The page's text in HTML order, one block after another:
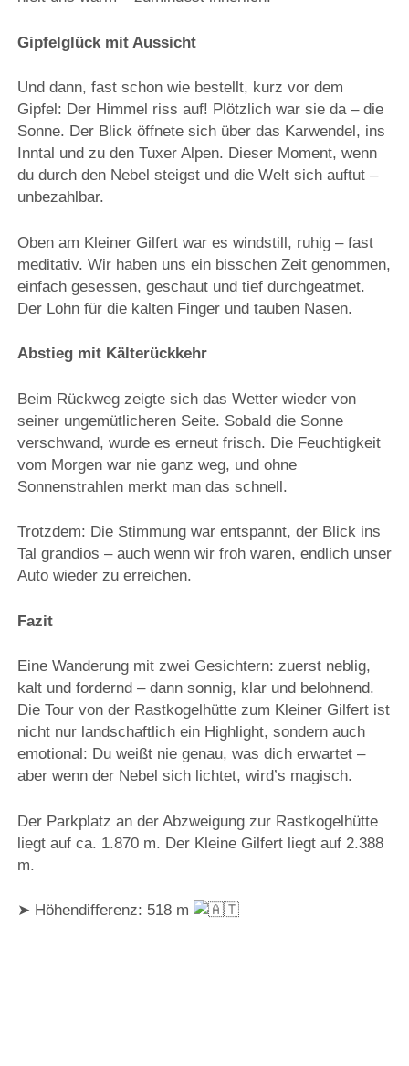
Gipfelglück mit Aussicht
Und dann, fast schon wie bestellt, kurz vor dem
Gipfel: Der Himmel riss auf! Plötzlich war sie da – die
Sonne. Der Blick öffnete sich über das Karwendel, ins
Inntal und zu den Tuxer Alpen. Dieser Moment, wenn
du durch den Nebel steigst und die Welt sich auftut –
unbezahlbar.
Oben am Kleiner Gilfert war es windstill, ruhig – fast
meditativ. Wir haben uns ein bisschen Zeit genommen,
einfach gesessen, geschaut und tief durchgeatmet.
Der Lohn für die kalten Finger und tauben Nasen.
Abstieg mit Kälterückkehr
Beim Rückweg zeigte sich das Wetter wieder von
seiner ungemütlicheren Seite. Sobald die Sonne
verschwand, wurde es erneut frisch. Die Feuchtigkeit
vom Morgen war nie ganz weg, und ohne
Sonnenstrahlen merkt man das schnell.
Trotzdem: Die Stimmung war entspannt, der Blick ins
Tal grandios – auch wenn wir froh waren, endlich unser
Auto wieder zu erreichen.
Fazit
Eine Wanderung mit zwei Gesichtern: zuerst neblig,
kalt und fordernd – dann sonnig, klar und belohnend.
Die Tour von der Rastkogelhütte zum Kleiner Gilfert ist
nicht nur landschaftlich ein Highlight, sondern auch
emotional: Du weißt nie genau, was dich erwartet –
aber wenn der Nebel sich lichtet, wird’s magisch.
Der Parkplatz an der Abzweigung zur Rastkogelhütte
liegt auf ca. 1.870 m. Der Kleine Gilfert liegt auf 2.388
m.
➤ Höhendifferenz: 518 m